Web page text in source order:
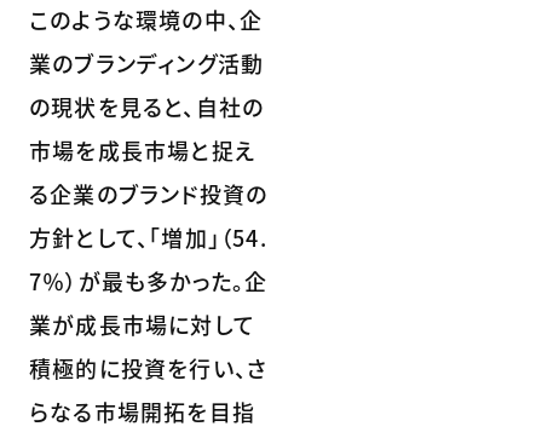
このような環境の中、企
業のブランディング活動
の現状を見ると、自社の
市場を成長市場と捉え
る企業のブランド投資の
方針として、「増加」（54.
7％）が最も多かった。企
業が成長市場に対して
積極的に投資を行い、さ
らなる市場開拓を目指